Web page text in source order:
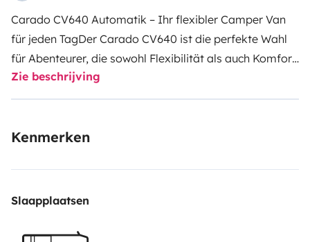
Carado CV640 Automatik – Ihr flexibler Camper Van
für jeden TagDer Carado CV640 ist die perfekte Wahl
für Abenteurer, die sowohl Flexibilität als auch Komfort
schätzen. Dieser Camper Van überzeugt durch seine
kompakte Größe, die ihn ideal für spontane Städtetrips
genügend Platz für 2 Personen, um autark und
CV640 erleben Sie das echte „Vanlife“-
Carado CV640:Isofix-Befestigung an der
Zie beschrijving
Kenmerken
Slaapplaatsen